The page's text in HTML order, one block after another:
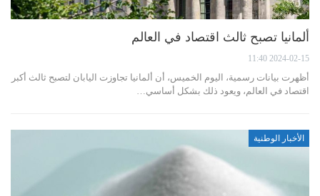
ألمانيا تصبح ثالث اقتصاد في العالم
2024-02-15 11:40
أظهرت بيانات رسمية، اليوم الخميس، أن ألمانيا تجاوزت اليابان لتصبح ثالث أكبر
اقتصاد في العالم، ويعود ذلك بشكل أساسي…
الأخبار الوطنية